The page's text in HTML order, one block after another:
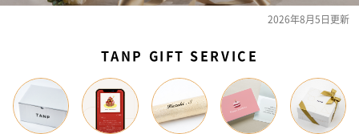
2026年8月5日更新
TANP GIFT SERVICE